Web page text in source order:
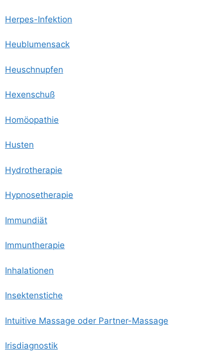
Her­pes-Infek­ti­on
Heu­blu­men­sack
Heu­schnup­fen
Hexen­schuß
Homöo­pa­thie
Hus­ten
Hydro­the­ra­pie
Hyp­no­se­the­ra­pie
Immun­di­ät
Immun­the­ra­pie
Inha­la­tio­nen
Insek­ten­sti­che
Intui­ti­ve Mas­sa­ge oder Partner-Massage
Iris­dia­gnos­tik